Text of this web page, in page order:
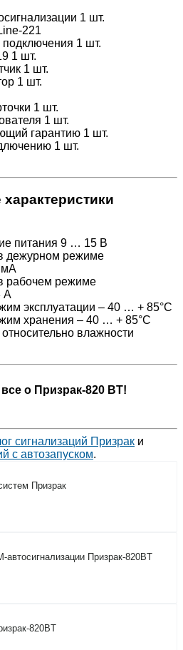
1 шт.
221
1 шт.
1 шт.
1 шт.
1 шт.
1 шт.
1 шт.
гарантию 1 шт.
1 шт.
питания 9 … 15 В
дежурном режиме
мА
рабочем режиме
А
эксплуатации – 40 … + 85°С
хранения – 40 … + 85°С
влажности
о Призрак-820 BT!
сигнализаций Призрак и
с автозапуском.
Призрак
Призрак-820BT
820BT